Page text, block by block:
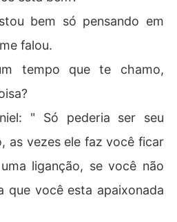
bem só pensando em
falou.
tempo que te chamo,
" Só pederia ser seu
as vezes ele faz você ficar
liganção, se você não
que você esta apaixonada